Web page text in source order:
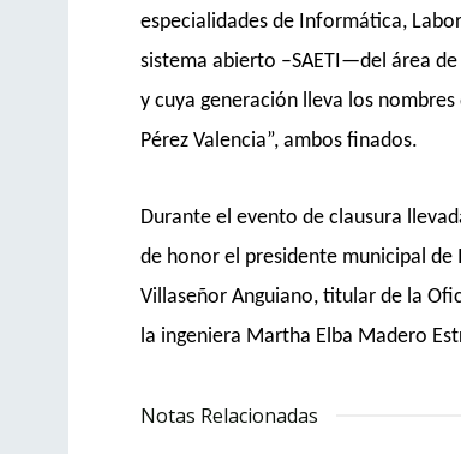
especialidades de Informática,
sistema abierto –SAETI—del área de
y cuya generación lleva los nombres
Pérez Valencia”, ambos finados.
Durante el evento de clausura
de honor el presidente municipal de
Villaseñor Anguiano, titular de la
la ingeniera Martha Elba Madero
Notas Relacionadas